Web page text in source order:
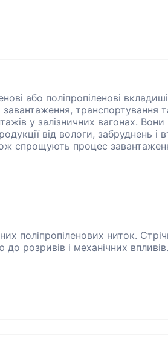
або поліпропіленові
транспортування
у залізничних вагонах. Вони
від вологи, забруднень і
спрощують процес
поліпропіленових ниток.
до розривів і механічних впливів.